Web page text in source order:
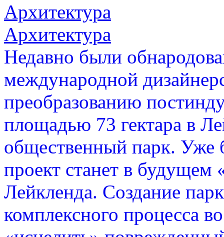
Архитектура
Архитектура
Недавно были
международной
преобразованию
площадью 73 гектара в
общественный парк. Уже
проект станет в
Лейкленда. Создание
комплексного процесса